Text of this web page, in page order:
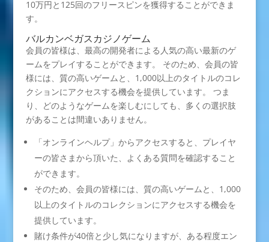
10万円と125回のフリースピンを獲得することができま
す。
バルカンベガスカジノゲーム
会員の皆様は、最高の開発者による人気の高い最新のゲ
ームをプレイすることができます。 そのため、会員の皆
様には、質の高いゲームと、1,000以上のタイトルのコレ
クションにアクセスする機会を提供しています。 つま
り、どのようなゲームを楽しむにしても、多くの選択肢
があることは間違いありません。
「オンラインヘルプ」からアクセスすると、プレイヤ
ーの皆さまから頂いた、よくある質問を確認すること
ができます。
そのため、会員の皆様には、質の高いゲームと、1,000
以上のタイトルのコレクションにアクセスする機会を
提供しています。
賭け条件が40倍と少し気になりますが、ある程度エン